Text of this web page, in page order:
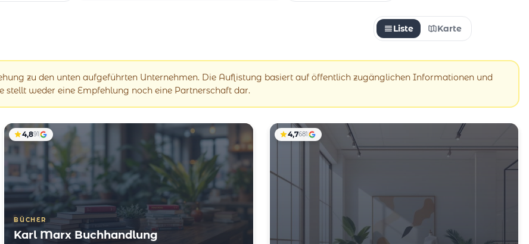
Liste Karte
zu den unten aufgeführten Unternehmen. Die Auflistung basiert auf öffentlich zugänglichen Informationen und
weder eine Empfehlung noch eine Partnerschaft dar.
BÜCHER
Karl Marx Buchhandlung
4,891 4,7681